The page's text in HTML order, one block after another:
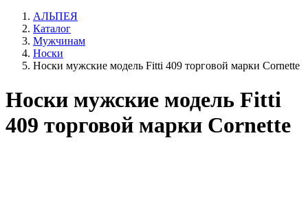
АЛЬПЕЯ
Каталог
Мужчинам
Носки
Носки мужские модель Fitti 409 торговой марки Cornette
Носки мужские модель Fitti
409 торговой марки Cornette